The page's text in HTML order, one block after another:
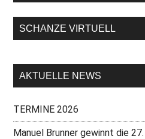
SCHANZE VIRTUELL
AKTUELLE NEWS
TERMINE 2026
Manuel Brunner gewinnt die